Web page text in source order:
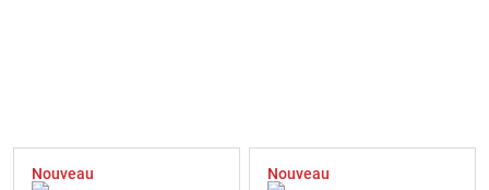
Nouveau Nouveau